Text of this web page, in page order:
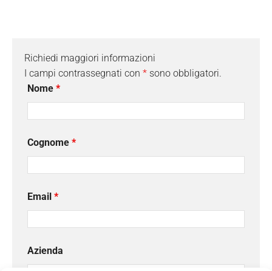
Richiedi maggiori informazioni
I campi contrassegnati con * sono obbligatori.
Nome *
Cognome *
Email *
Azienda